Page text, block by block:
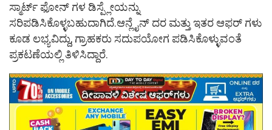
ಸ್ಮಾರ್ಟ್ ಫೋನ್ ಗಳ ಡಿಸ್ಪ್ಲೇಯನ್ನು
ಸರಿಪಡಿಸಿಕೊಳ್ಳಬಹುದಾಗಿದೆ.ಆನ್ಲೈನ್ ದರ ಮತ್ತು ಇತರ ಆಫರ್ ಗಳು
ಕೂಡ ಲಭ್ಯವಿದ್ದು, ಗ್ರಾಹಕರು ಸದುಪಯೋಗ ಪಡಿಸಿಕೊಳ್ಳುವಂತೆ
ಪ್ರಕಟಣೆಯಲ್ಲಿ ತಿಳಿಸಿದ್ದಾರೆ.